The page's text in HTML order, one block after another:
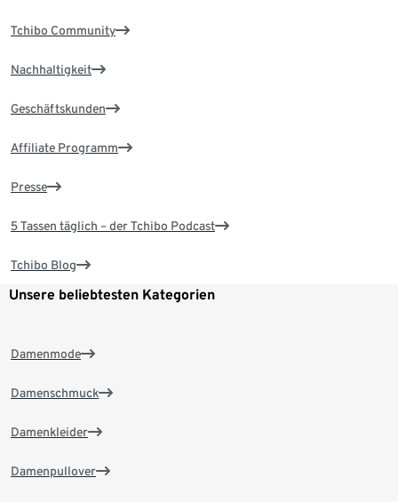
Tchibo Community
Nachhaltigkeit
Geschäftskunden
Affiliate Programm
Presse
5 Tassen täglich – der Tchibo Podcast
Tchibo Blog
Unsere beliebtesten Kategorien
Damenmode
Damenschmuck
Damenkleider
Damenpullover